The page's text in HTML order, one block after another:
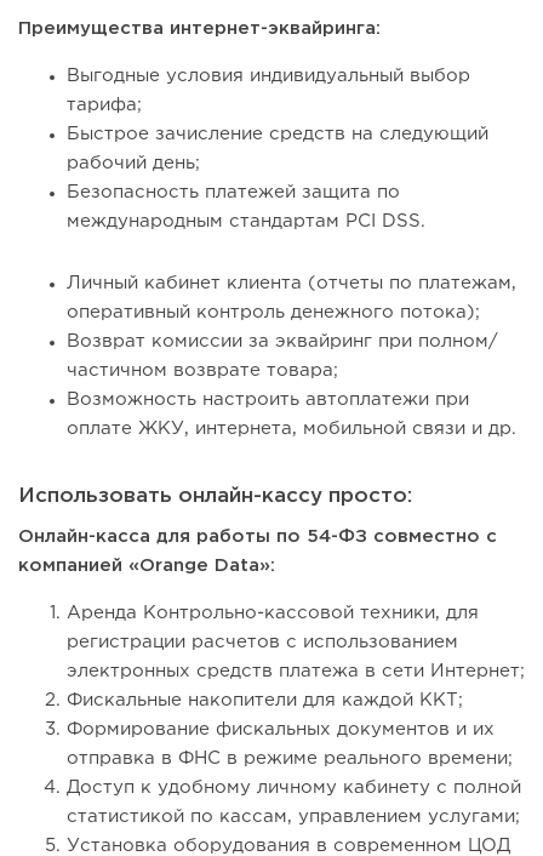
Преимущества интернет-эквайринга:
Выгодные условия индивидуальный выбор
тарифа;
Быстрое зачисление средств на следующий
рабочий день;
Безопасность платежей защита по
международным стандартам PCI DSS.
Личный кабинет клиента (отчеты по платежам,
оперативный контроль денежного потока);
Возврат комиссии за эквайринг при полном/
частичном возврате товара;
Возможность настроить автоплатежи при
оплате ЖКУ, интернета, мобильной связи и др.
Использовать онлайн-кассу просто:
Онлайн-касса для работы по 54-ФЗ совместно с
компанией «Orange Data»:
Аренда Контрольно-кассовой техники, для
регистрации расчетов с использованием
электронных средств платежа в сети Интернет;
Фискальные накопители для каждой ККТ;
Формирование фискальных документов и их
отправка в ФНС в режиме реального времени;
Доступ к удобному личному кабинету с полной
статистикой по кассам, управлением услугами;
Установка оборудования в современном ЦОД